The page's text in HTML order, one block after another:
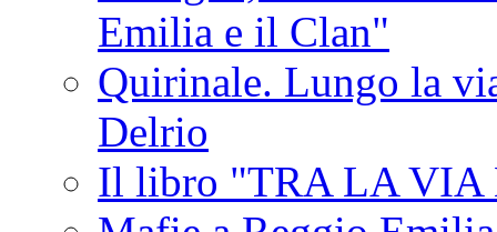
Emilia e il Clan"
Quirinale. Lungo la
Delrio
Il libro "TRA LA